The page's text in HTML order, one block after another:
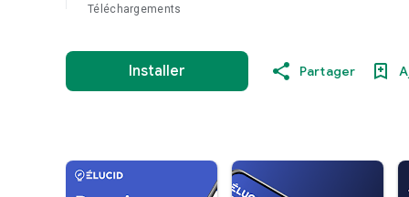
Téléchargements
Installer Partager